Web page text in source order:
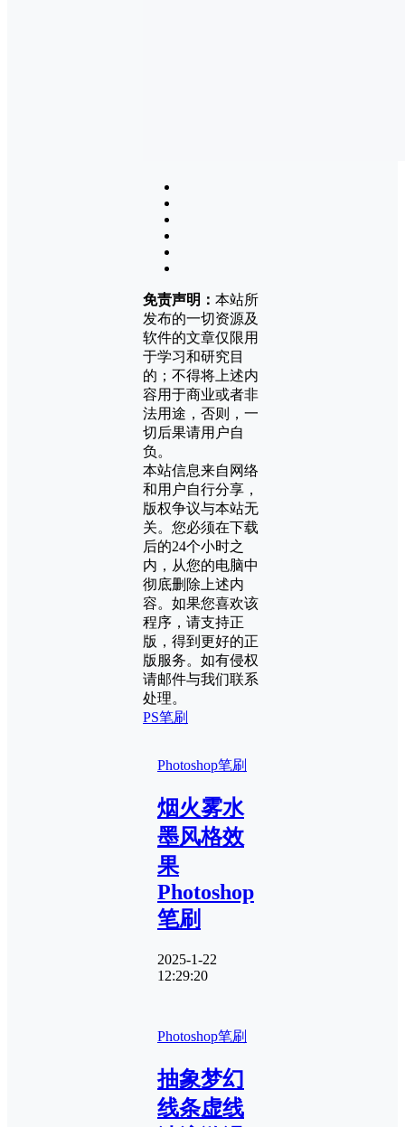
免责声明： 本站所
发布的一切资源及
软件的文章仅限用
于学习和研究目
的；不得将上述内
容用于商业或者非
法用途，否则，一
切后果请用户自
负。
本站信息来自网络
和用户自行分享，
版权争议与本站无
关。您必须在下载
后的24个小时之
内，从您的电脑中
彻底删除上述内
容。如果您喜欢该
程序，请支持正
版，得到更好的正
版服务。如有侵权
请邮件与我们联系
处理。
PS笔刷
Photoshop笔刷
烟火雾水
墨风格效
果
Photoshop
笔刷
2025-1-22
12:29:20
Photoshop笔刷
抽象梦幻
线条虚线